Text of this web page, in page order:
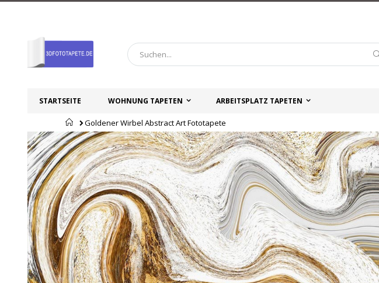
STARTSEITE WOHNUNG TAPETEN ARBEITSPLATZ TAPETEN
Startseite
Goldener Wirbel Abstract Art Fototapete
Zum
Ende
der
Bildgalerie
springen
Zum
Anfang
der
Bildgalerie
springen